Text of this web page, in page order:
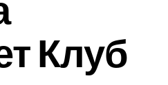
Клуб